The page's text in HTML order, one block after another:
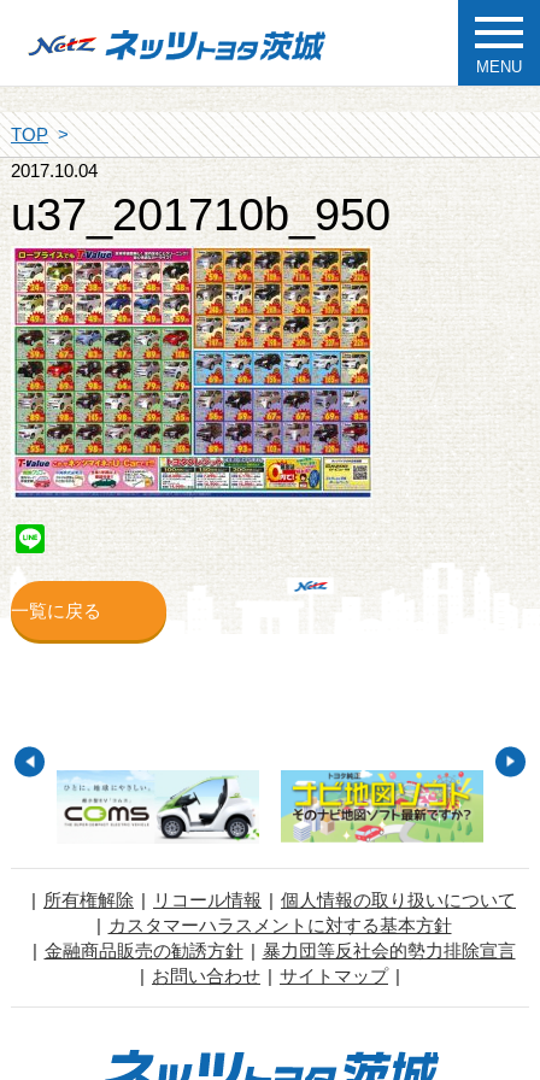
MENU
TOP
2017.10.04
u37_201710b_950
Line
一覧に戻る
所有権解除 リコール情報
個人情報の取り扱いについて
カスタマーハラスメントに対する基本方針
金融商品販売の勧誘方針
暴力団等反社会的勢力排除宣言
お問い合わせ
サイトマップ